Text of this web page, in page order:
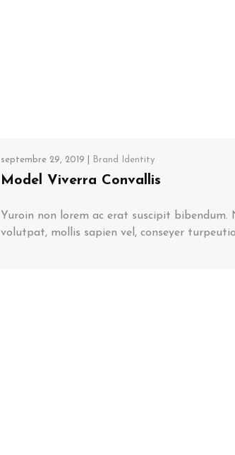
septembre 29, 2019 | Brand Identity
Model Viverra Convallis
Yuroin non lorem ac erat suscipit bibendum.
volutpat, mollis sapien vel, conseyer